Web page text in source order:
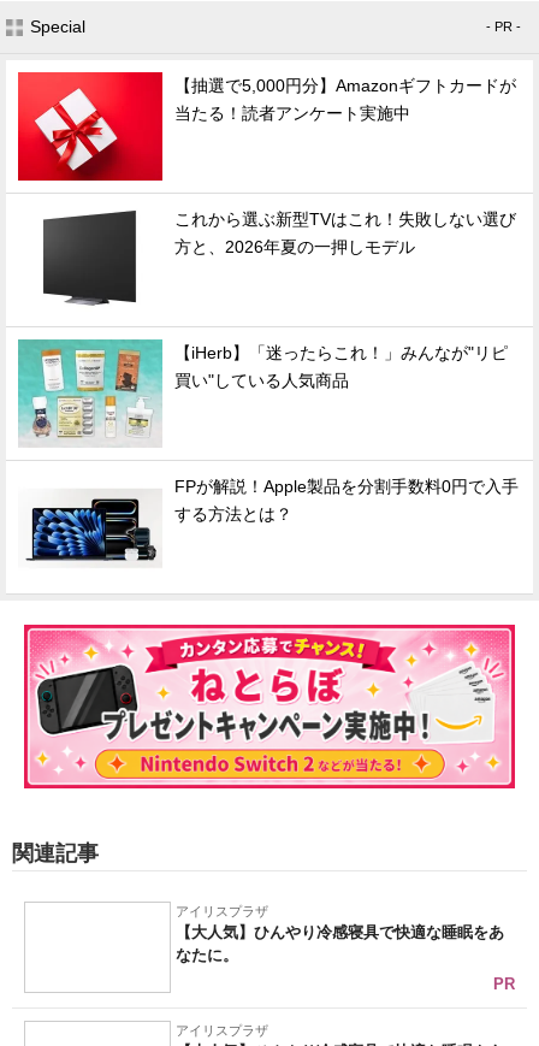
Special - PR -
【抽選で5,000円分】Amazonギフトカードが
当たる！読者アンケート実施中
これから選ぶ新型TVはこれ！失敗しない選び
方と、2026年夏の一押しモデル
【iHerb】「迷ったらこれ！」みんなが"リピ
買い"している人気商品
FPが解説！Apple製品を分割手数料0円で入手
する方法とは？
関連記事
アイリスプラザ
【大人気】ひんやり冷感寝具で快適な睡眠をあ
なたに。
PR
アイリスプラザ